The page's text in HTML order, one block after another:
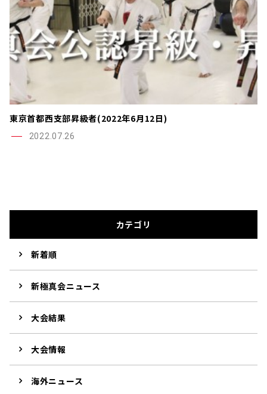
東京首都西支部昇級者(2022年6月12日)
2022.07.26
カテゴリ
新着順
新極真会ニュース
大会結果
大会情報
海外ニュース